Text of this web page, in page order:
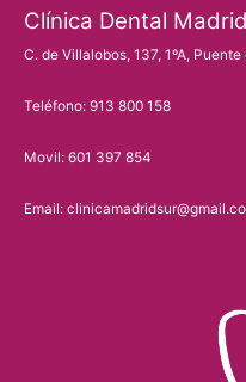
Clínica Dental
C. de Villalobos, 137, 1ºA,
Teléfono: 913 800 158
Movil: 601 397 854
Email: